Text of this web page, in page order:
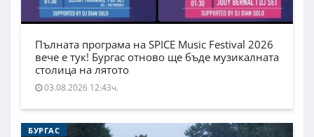
Пълната програма на SPICE Music Festival 2026
вече е тук! Бургас отново ще бъде музикалната
столица на лятото
03.08.2026 12:43ч.
БУРГАС